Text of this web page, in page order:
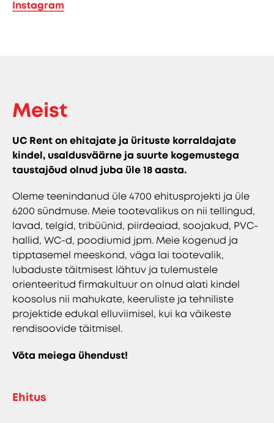
Instagram
Meist
UC Rent on ehitajate ja ürituste korraldajate
kindel, usaldusväärne ja suurte kogemustega
taustajõud olnud juba üle 18 aasta.
Oleme teenindanud üle 4700 ehitusprojekti ja üle
6200 sündmuse. Meie tootevalikus on nii tellingud,
lavad, telgid, tribüünid, piirdeaiad, soojakud, PVC-
hallid, WC-d, poodiumid jpm. Meie kogenud ja
tipptasemel meeskond, väga lai tootevalik,
lubaduste täitmisest lähtuv ja tulemustele
orienteeritud firmakultuur on olnud alati kindel
koosolus nii mahukate, keeruliste ja tehniliste
projektide edukal elluviimisel, kui ka väikeste
rendisoovide täitmisel.
Võta meiega ühendust!
Ehitus